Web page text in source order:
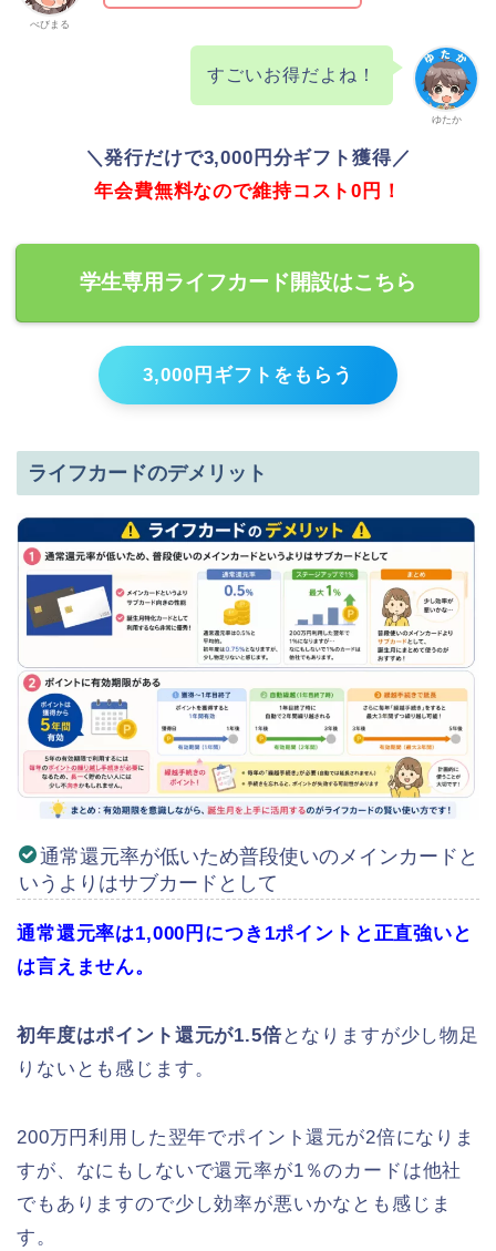
べびまる
ゆたか
すごいお得だよね！
＼発行だけで3,000円分ギフト獲得／
年会費無料なので維持コスト0円！
学生専用ライフカード開設はこちら
3,000円ギフトをもらう
ライフカードのデメリット
通常還元率が低いため普段使いのメインカードと
いうよりはサブカードとして
通常還元率は1,000円につき1ポイント と正直強いと
は言えません。
初年度はポイント還元が1.5倍となりますが少し物足
りないとも感じます。
200万円利用した翌年でポイント還元が2倍になりま
すが、なにもしないで還元率が1％のカードは他社
でもありますので少し効率が悪いかなとも感じま
す。